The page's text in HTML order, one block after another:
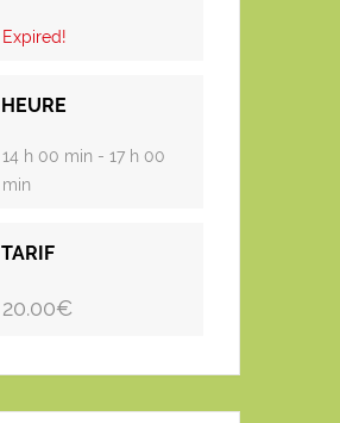
Expired!
HEURE
14 h 00 min - 17 h 00
min
TARIF
20.00€